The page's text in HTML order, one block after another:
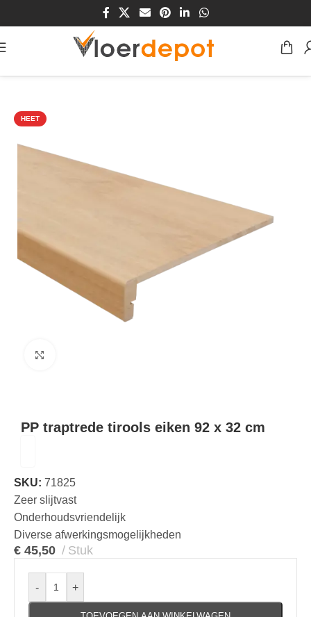
Traprenovatie MDF/HDF Traprenovaties
HEET
PP traptrede tirools eiken 92 x 32 cm
SKU: 71825
Zeer slijtvast
Onderhoudsvriendelijk
Diverse afwerkingsmogelijkheden
€ 45,50 Stuk
- +